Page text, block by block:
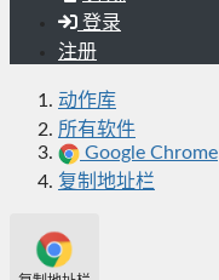
登录
注册
动作库
所有软件
Google Chrome
复制地址栏